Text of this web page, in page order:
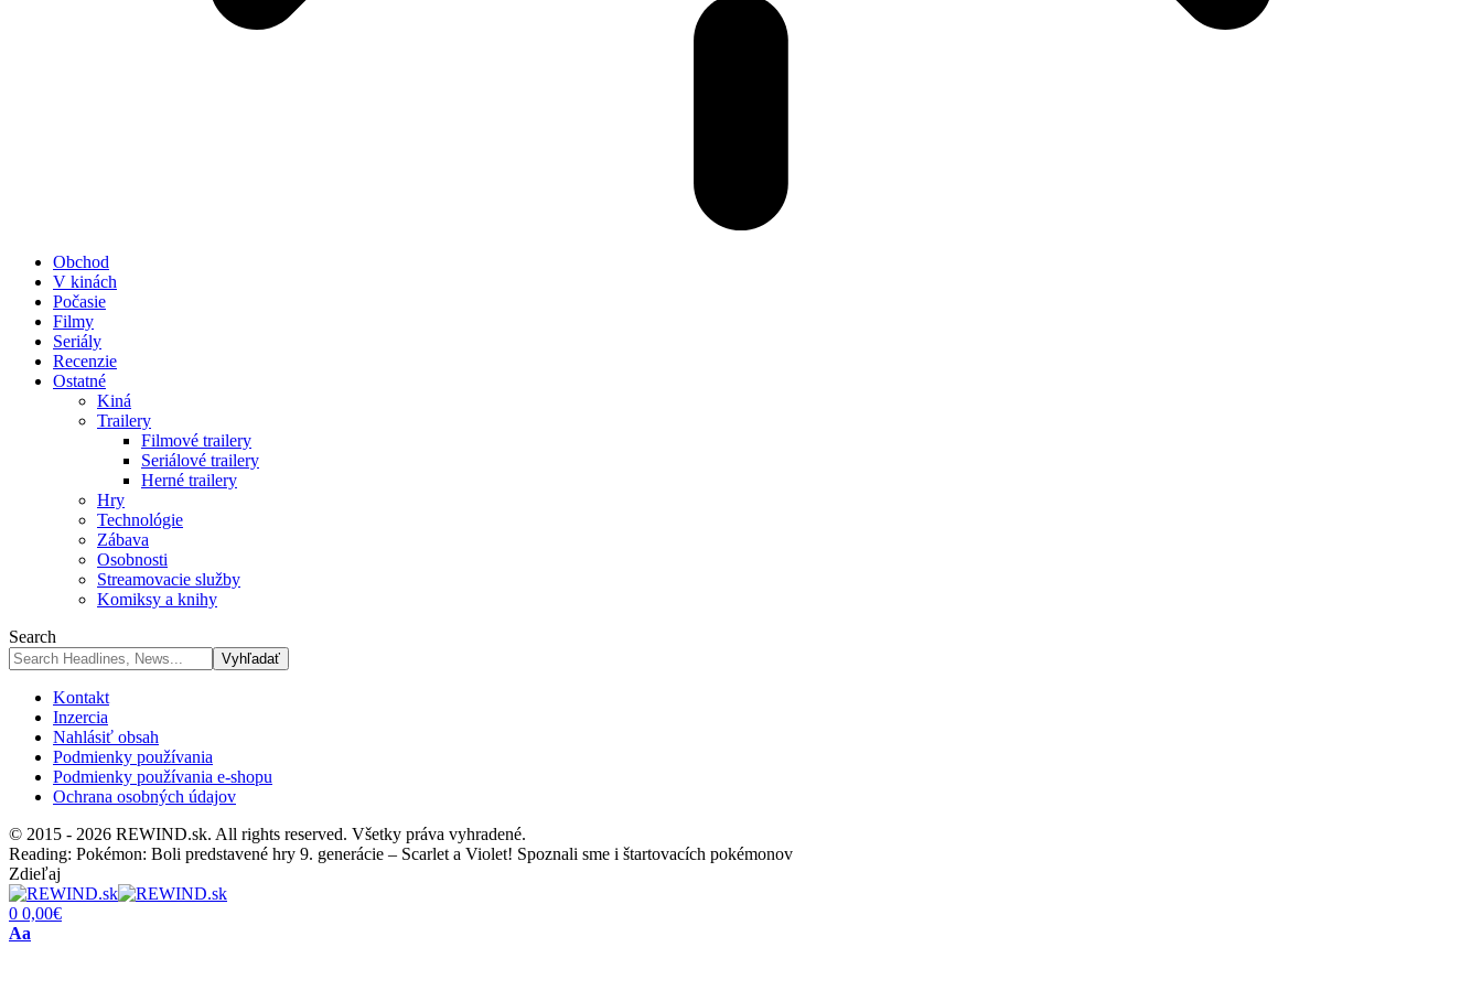
Obchod
V kinách
Počasie
Filmy
Seriály
Recenzie
Ostatné
Kiná
Trailery
Filmové trailery
Seriálové trailery
Herné trailery
Hry
Technológie
Zábava
Osobnosti
Streamovacie služby
Komiksy a knihy
Search
Kontakt
Inzercia
Nahlásiť obsah
Podmienky používania
Podmienky používania e-shopu
Ochrana osobných údajov
© 2015 - 2026 REWIND.sk. All rights reserved. Všetky práva vyhradené.
Reading: Pokémon: Boli predstavené hry 9. generácie – Scarlet a Violet! Spoznali sme i štartovacích pokémonov
Zdieľaj
0 0,00€
Font
Aa